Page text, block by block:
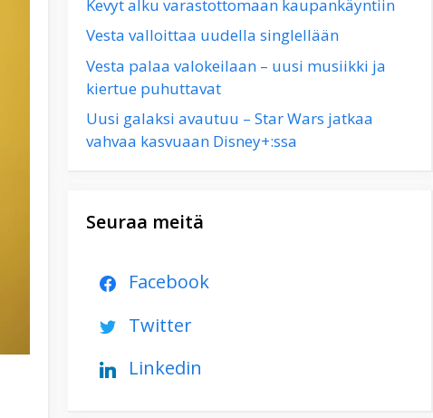
Kevyt alku varastottomaan kaupankäyntiin
Vesta valloittaa uudella singlellään
Vesta palaa valokeilaan – uusi musiikki ja
kiertue puhuttavat
Uusi galaksi avautuu – Star Wars jatkaa
vahvaa kasvuaan Disney+:ssa
Seuraa meitä
Facebook
Twitter
Linkedin